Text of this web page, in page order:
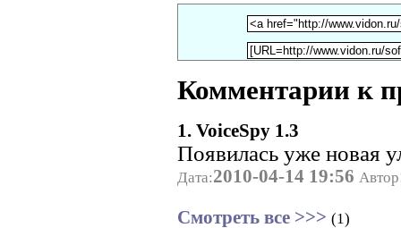
Комментарии к
1. VoiceSpy 1.3
Появилась уже новая
Дата:2010-04-14 19:56 Автор
Смотреть все >>> (1)